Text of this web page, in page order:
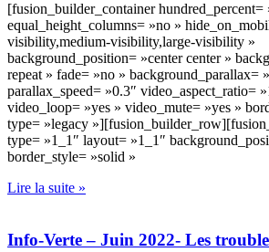
[fusion_builder_container hundred_percent=
equal_height_columns= »no »
visibility,medium-visibility,large-visibility »
background_position= »center center »
repeat » fade= »no » background_parallax=
parallax_speed= »0.3″ video_aspect_ratio=
video_loop= »yes » video_mute= »yes »
type= »legacy
type= »1_1″ layout= »1_1″
border_style= »solid »
Lire la suite »
Info-Verte – Juin 2022- Les